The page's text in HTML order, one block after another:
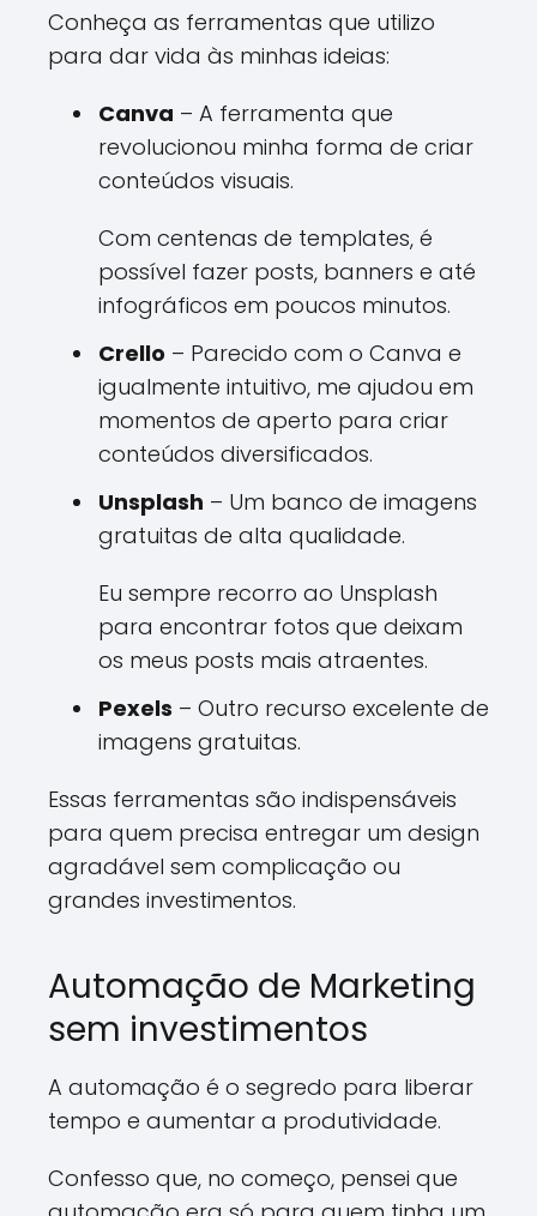
Conheça as ferramentas que utilizo
para dar vida às minhas ideias:
Canva – A ferramenta que
revolucionou minha forma de criar
conteúdos visuais.
Com centenas de templates, é
possível fazer posts, banners e até
infográficos em poucos minutos.
Crello – Parecido com o Canva e
igualmente intuitivo, me ajudou em
momentos de aperto para criar
conteúdos diversificados.
Unsplash – Um banco de imagens
gratuitas de alta qualidade.
Eu sempre recorro ao Unsplash
para encontrar fotos que deixam
os meus posts mais atraentes.
Pexels – Outro recurso excelente de
imagens gratuitas.
Essas ferramentas são indispensáveis
para quem precisa entregar um design
agradável sem complicação ou
grandes investimentos.
Automação de Marketing
sem investimentos
A automação é o segredo para liberar
tempo e aumentar a produtividade.
Confesso que, no começo, pensei que